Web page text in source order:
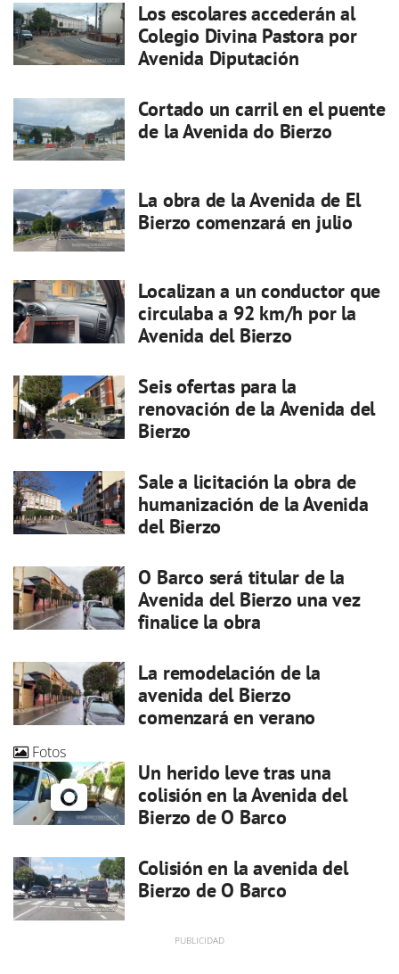
Los escolares accederán al
Colegio Divina Pastora por
Avenida Diputación
Cortado un carril en el puente
de la Avenida do Bierzo
La obra de la Avenida de El
Bierzo comenzará en julio
Localizan a un conductor que
circulaba a 92 km/h por la
Avenida del Bierzo
Seis ofertas para la
renovación de la Avenida del
Bierzo
Sale a licitación la obra de
humanización de la Avenida
del Bierzo
O Barco será titular de la
Avenida del Bierzo una vez
finalice la obra
La remodelación de la
avenida del Bierzo
comenzará en verano
Fotos
Un herido leve tras una
colisión en la Avenida del
Bierzo de O Barco
Colisión en la avenida del
Bierzo de O Barco